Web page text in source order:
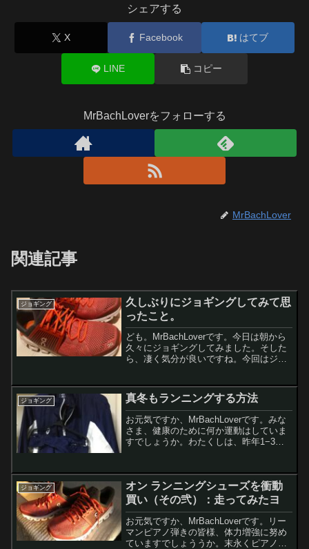
シェアする
X Facebook はてブ
LINE コピー
MrBachLoverをフォローする
MrBachLover
関連記事
ジョギング
久しぶりにジョギングしてみて思
ったこと。
ども。MrBachLoverです。今日は朝から
久々にジョギングしてみました。そした
ら、凄く気分が良いですね。今回はジョ
なんだから、ジョギングとかやめておい
たほうが無難じ...
ジョギング 真冬もランニングする方法
お元気ですか、MrBachLoverです。みな
さま、健康のために何か運動はしていま
すでしょうか。わたくしは、昨年1−3月
プールに行けなくなり、順調に
（？？？）横に成長...
ジョギング
オン ランニングシューズを衝動
買い（その弐）：走ってみたヨ
お元気ですか、MrBachLoverです。リー
マンピアノ弾きの皆様、体力増強に努め
ていますでしょううか。末永くピアノを